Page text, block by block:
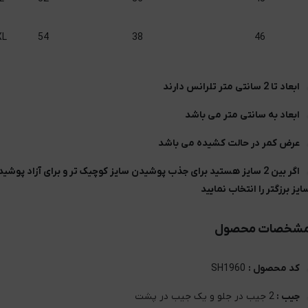
46
38
54
ابعاد تا 2 سانتی متر تلرانس دارند
ابعاد به سانتی متر می باشد
عرض کمر در حالت کشیده می باشد
اگر بین 2 سایز هستید برای جذب پوشیدن سایز کوچیک تر و برای آزاد
برزگتر را انتخاب نمایید
محصول
کد محصول : SH1960
جیب : 2 جیب در جلو و یک جیب در پشت